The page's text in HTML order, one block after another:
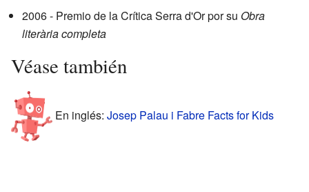
2006 - Premio de la Crítica Serra d'Or por su Obra
literària completa
Véase también
En inglés: Josep Palau i Fabre Facts for Kids